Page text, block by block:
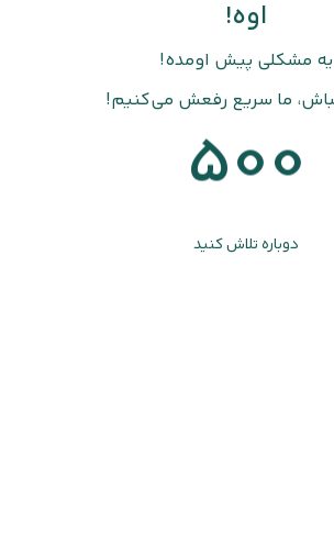
اوه!
یه مشکلی پیش اومده!
ما سریع رفعش می‌کنیم!
500
دوباره تلاش کنید